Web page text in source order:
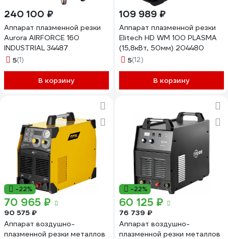
240 100 ₽
Аппарат плазменной резки
Aurora AIRFORCE 160
INDUSTRIAL 34487
5(1)
В корзину
109 989 ₽
Аппарат плазменной резки
Elitech HD WM 100 PLASMA
(15,8кВт, 50мм) 204480
5(12)
В корзину
-22%
70 965 ₽
90 575 ₽
Аппарат воздушно-
плазменной резки металлов
-22%
60 125 ₽
76 739 ₽
Аппарат воздушно-
плазменной резки металлов